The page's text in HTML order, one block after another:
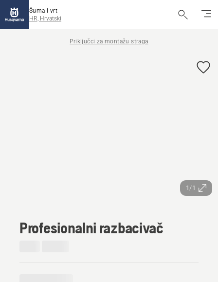
Šuma i vrt
HR, Hrvatski
Priključci za montažu straga
1/1
Profesionalni razbacivač